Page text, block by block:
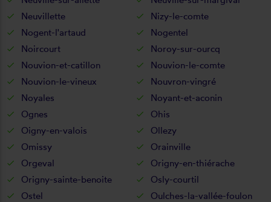
Neuvillette
Nizy-le-comte
Nogent-l'artaud
Nogentel
Noircourt
Noroy-sur-ourcq
Nouvion-et-catillon
Nouvion-le-comte
Nouvion-le-vineux
Nouvron-vingré
Noyales
Noyant-et-aconin
Ognes
Ohis
Oigny-en-valois
Ollezy
Omissy
Orainville
Orgeval
Origny-en-thiérache
Origny-sainte-benoite
Osly-courtil
Ostel
Oulches-la-vallée-foulon